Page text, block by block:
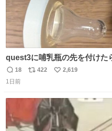
quest3に哺乳瓶の先を付けた
はず！
返
信
18
リ
422
い
数
2,619
1日前